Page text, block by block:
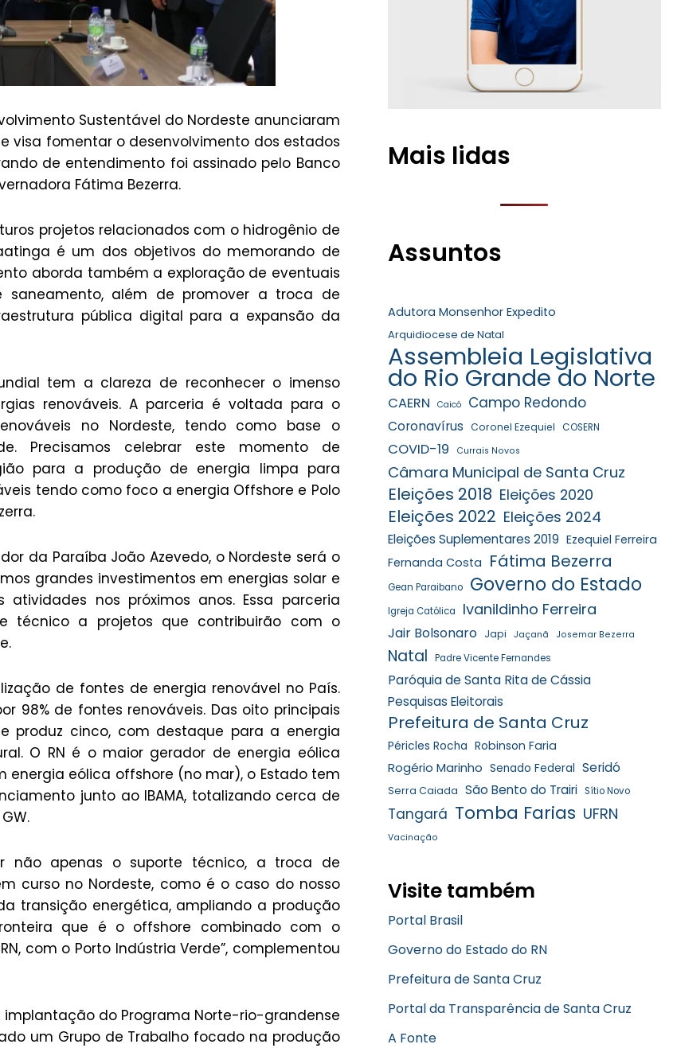
Sustentável do Nordeste anunciaram
visa fomentar o desenvolvimento dos estados
de entendimento foi assinado pelo Banco
Fátima Bezerra.
projetos relacionados com o hidrogênio de
é um dos objetivos do memorando de
aborda também a exploração de eventuais
saneamento, além de promover a troca de
pública digital para a expansão da
tem a clareza de reconhecer o imenso
renováveis. A parceria é voltada para o
no Nordeste, tendo como base o
Precisamos celebrar este momento de
para a produção de energia limpa para
tendo como foco a energia Offshore e Polo
da Paraíba João Azevedo, o Nordeste será o
grandes investimentos em energias solar e
nos próximos anos. Essa parceria
técnico a projetos que contribuirão com o
de fontes de energia renovável no País.
98% de fontes renováveis. Das oito principais
produz cinco, com destaque para a energia
O RN é o maior gerador de energia eólica
energia eólica offshore (no mar), o Estado tem
junto ao IBAMA, totalizando cerca de
não apenas o suporte técnico, a troca de
curso no Nordeste, como é o caso do nosso
transição energética, ampliando a produção
que é o offshore combinado com o
com o Porto Indústria Verde”, complementou
implantação do Programa Norte-rio-grandense
um Grupo de Trabalho focado na produção
Mais lidas
Assuntos
Adutora Monsenhor Expedito
Arquidiocese de Natal
Assembleia Legislativa
do Rio Grande do Norte
CAERN Caicó Campo Redondo
Coronavírus Coronel Ezequiel COSERN
COVID-19 Currais Novos
Câmara Municipal de Santa Cruz
Eleições 2018 Eleições 2020
Eleições 2022 Eleições 2024
Eleições Suplementares 2019 Ezequiel Ferreira
Fernanda Costa Fátima Bezerra
Gean Paraibano Governo do Estado
Igreja Católica Ivanildinho Ferreira
Jair Bolsonaro Japi Jaçanã Josemar Bezerra
Natal Padre Vicente Fernandes
Paróquia de Santa Rita de Cássia
Pesquisas Eleitorais
Prefeitura de Santa Cruz
Péricles Rocha Robinson Faria
Rogério Marinho Senado Federal Seridó
Serra Caiada São Bento do Trairi Sítio Novo
Tangará Tomba Farias UFRN
Vacinação
Visite também
Portal Brasil
Governo do Estado do RN
Prefeitura de Santa Cruz
Portal da Transparência de Santa Cruz
A Fonte